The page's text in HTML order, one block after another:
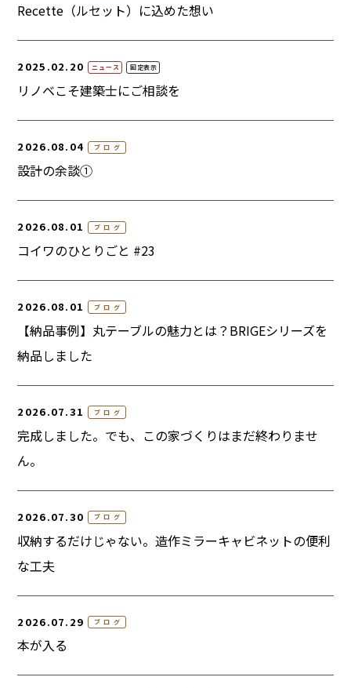
Recette（ルセット）に込めた想い
2025.02.20 ニュース 固定表示
リノベこそ建築士にご相談を
2026.08.04 ブログ
設計の余談①
2026.08.01 ブログ
コイワのひとりごと #23
2026.08.01 ブログ
【納品事例】丸テーブルの魅力とは？BRIGEシリーズを
納品しました
2026.07.31 ブログ
完成しました。でも、この家づくりはまだ終わりませ
ん。
2026.07.30 ブログ
収納するだけじゃない。造作ミラーキャビネットの便利
な工夫
2026.07.29 ブログ
本が入る